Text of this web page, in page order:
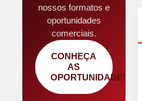
nossos formatos e
oportunidades
comerciais.
CONHEÇA
AS
OPORTUNIDADES